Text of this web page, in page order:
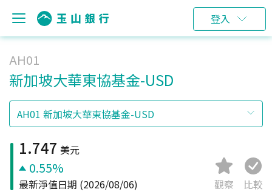
登入
AH01
新加坡大華東協基金-USD
1.747 美元
0.55%
最新淨值日期 (2026/08/06) 觀察 比較